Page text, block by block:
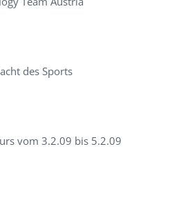
des Sports
vom 3.2.09 bis 5.2.09